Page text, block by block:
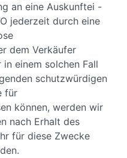
an eine Auskunftei -
jederzeit durch eine
dem Verkäufer
einem solchen Fall
schutzwürdigen
für
können, werden wir
nach Erhalt des
für diese Zwecke